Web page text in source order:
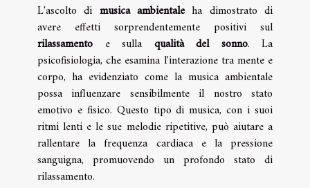
L'ascolto di musica ambientaleha dimostrato di
avere effetti sorprendentemente positivi sul
rilassamento e sulla qualità del sonno. La
psicofisiologia, che esamina l'interazione tra mente e
corpo, ha evidenziato come la musica ambientale
possa influenzare sensibilmente il nostro stato
emotivo e fisico. Questo tipo di musica, con i suoi
ritmi lenti e le sue melodie ripetitive, può aiutare a
rallentare la frequenza cardiaca e la pressione
sanguigna, promuovendo un profondo stato di
rilassamento.